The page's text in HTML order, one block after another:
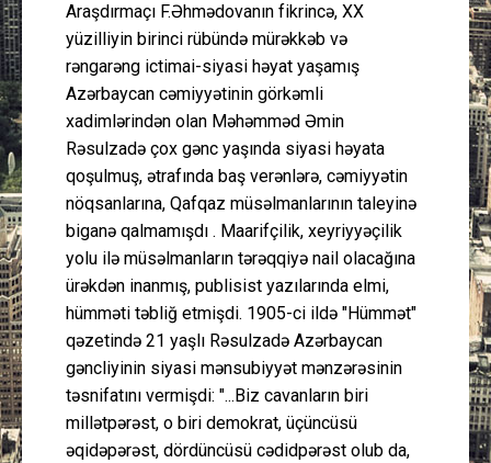
Cəmiyyət
Araşdırmaçı F.Əhmədovanın fikrincə, XX
yüzilliyin birinci rübündə mürəkkəb və
rəngarəng ictimai-siyasi həyat yaşamış
Azərbaycan cəmiyyətinin görkəmli
xadimlərindən olan Məhəmməd Əmin
Rəsulzadə çox gənc yaşında siyasi həyata
qoşulmuş, ətrafında baş verənlərə, cəmiyyətin
nöqsanlarına, Qafqaz müsəlmanlarının taleyinə
biganə qalmamışdı . Maarifçilik, xeyriyyəçilik
yolu ilə müsəlmanların tərəqqiyə nail olacağına
ürəkdən inanmış, publisist yazılarında elmi,
hümməti təbliğ etmişdi. 1905-ci ildə "Hümmət"
qəzetində 21 yaşlı Rəsulzadə Azərbaycan
gəncliyinin siyasi mənsubiyyət mənzərəsinin
təsnifatını vermişdi: "...Biz cavanların biri
millətpərəst, o biri demokrat, üçüncüsü
əqidəpərəst, dördüncüsü cədidpərəst olub da,